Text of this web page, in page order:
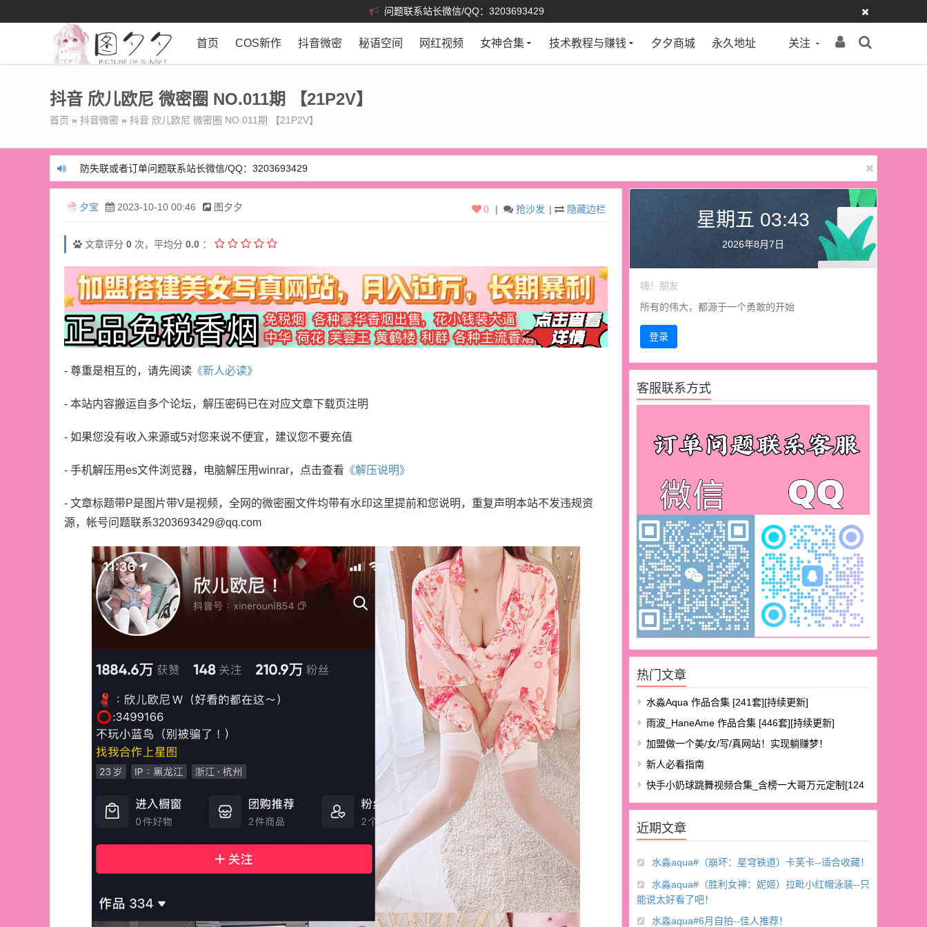
问题联系站长微信/QQ：3203693429
关注
首页 COS新作 抖音微密 秘语空间 网红视频 女神合集 技术教程与赚钱 夕夕商城 永久地址
抖音 欣儿欧尼 微密圈 NO.011期 【21P2V】
首页 » 抖音微密 » 抖音 欣儿欧尼 微密圈 NO.011期 【21P2V】
防失联或者订单问题联系站长微信/QQ：3203693429
防失联或者订单问题联系站长微信/QQ：3203693429
夕宝 2023-10-10 00:46 图夕夕 | 隐藏边栏
| 抢沙发
0
文章评分 0 次，平均分 0.0 ：
- 尊重是相互的，请先阅读 《新人必读》
- 本站内容搬运自多个论坛，解压密码已在对应文章下载页注明
- 如果您没有收入来源或5对您来说不便宜，建议您不要充值
- 手机解压用es文件浏览器，电脑解压用winrar，点击查看 《解压说明》
- 文章标题带P是图片带V是视频，全网的微密圈文件均带有水印这里提前和您说明，重复声明本站不发违规资
源，帐号问题联系3203693429@qq.com
星期五 03:43
2026年8月7日
嗨！朋友
所有的伟大，都源于一个勇敢的开始
登录
客服联系方式
热门文章
水淼aqua 作品合集 [241套][持续更新]
雨波_HaneAme 作品合集 [446套][持续更新]
加盟做一个美/女/写/真网站！实现躺赚梦！
新人必看指南
快手小奶球跳舞视频合集_含榜一大哥万元定制[124
V/8.48G]
近期文章
水淼aqua#（崩坏：星穹铁道）卡芙卡--适合收藏！
水淼aqua#（胜利女神：妮姬）拉毗小红帽泳装--只
能说太好看了吧！
水淼aqua#6月自拍--佳人推荐！